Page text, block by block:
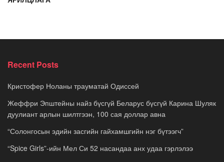
Recent Posts
Кристофер Ноланы трауматай Одиссей
Жеффри Эпштейны найз бүсгүй Беларус бүсгүй Карина Шуляк
дуулиант арлын шилтгээн, 100 сая доллар авна
“Солонгосын эдийн засгийн гайхамшгийн нэг бүтээгч”
“Spice Girls”-ийн Мел Си 52 насандаа анх удаа гэрлэлээ